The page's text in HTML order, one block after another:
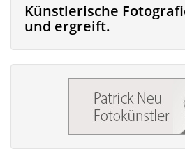
Künstlerische
und ergreift.